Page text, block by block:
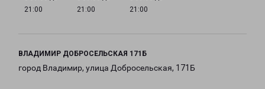
21:00
21:00
21:00
ВЛАДИМИР ДОБРОСЕЛЬСКАЯ 171Б
город Владимир, улица Добросельская, 171Б